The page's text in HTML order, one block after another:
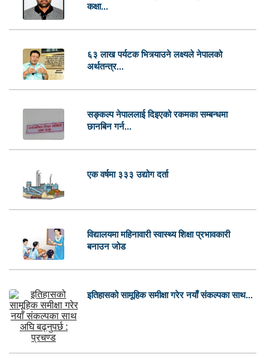
कक्षा...
६३ लाख पर्यटक भित्र्याउने लक्ष्यले नेपालको
अर्थतन्त्र...
सङ्कल्प नेपाललाई दिइएको रकमका सम्बन्धमा
छानबिन गर्न...
एक वर्षमा ३३३ उद्योग दर्ता
विद्यालयमा महिनावारी स्वास्थ्य शिक्षा प्रभावकारी
बनाउन जोड
इतिहासको सामूहिक समीक्षा गरेर नयाँ संकल्पका साथ...